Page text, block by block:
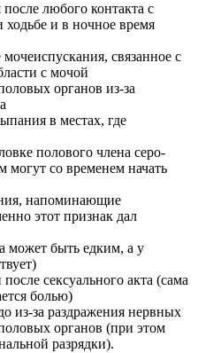
любого контакта с
ходьбе и в ночное время
связанное с
с мочой
органов из-за
в местах, где
полового члена серо-
могут со временем начать
напоминающие
этот признак дал
может быть едким, а у
сексуального акта (сама
болью)
из-за раздражения нервных
органов (при этом
разрядки).